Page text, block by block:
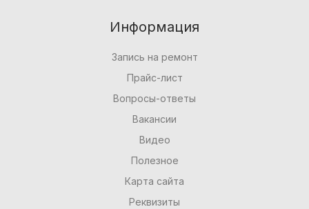
Информация
Запись на ремонт
Прайс-лист
Вопросы-ответы
Вакансии
Видео
Полезное
Карта сайта
Реквизиты